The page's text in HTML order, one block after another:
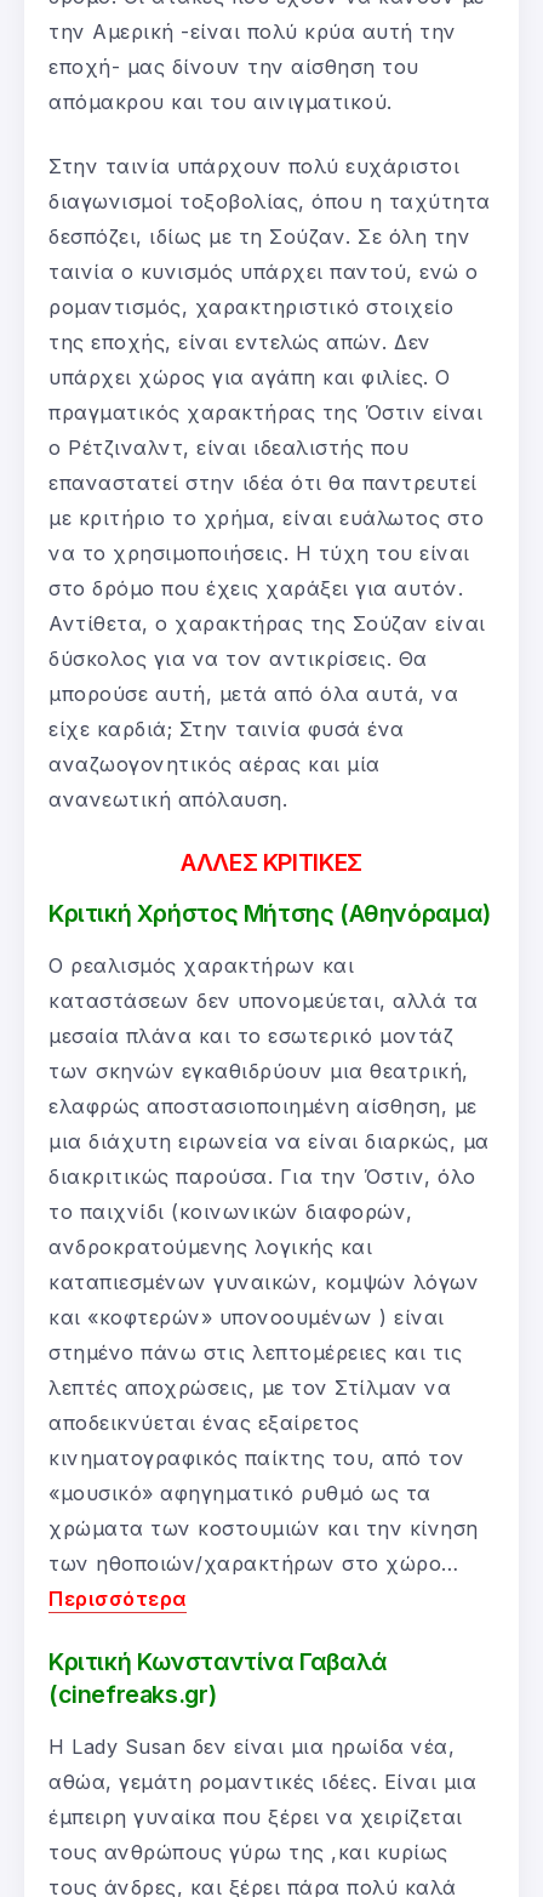
την Αμερική -είναι πολύ κρύα αυτή την
εποχή- μας δίνουν την αίσθηση του
απόμακρου και του αινιγματικού.
Στην ταινία υπάρχουν πολύ ευχάριστοι
διαγωνισμοί τοξοβολίας, όπου η ταχύτητα
δεσπόζει, ιδίως με τη Σούζαν. Σε όλη την
ταινία ο κυνισμός υπάρχει παντού, ενώ ο
ρομαντισμός, χαρακτηριστικό στοιχείο
της εποχής, είναι εντελώς απών. Δεν
υπάρχει χώρος για αγάπη και φιλίες. Ο
πραγματικός χαρακτήρας της Όστιν είναι
ο Ρέτζιναλντ, είναι ιδεαλιστής που
επαναστατεί στην ιδέα ότι θα παντρευτεί
με κριτήριο το χρήμα, είναι ευάλωτος στο
να το χρησιμοποιήσεις. Η τύχη του είναι
στο δρόμο που έχεις χαράξει για αυτόν.
Αντίθετα, ο χαρακτήρας της Σούζαν είναι
δύσκολος για να τον αντικρίσεις. Θα
μπορούσε αυτή, μετά από όλα αυτά, να
είχε καρδιά; Στην ταινία φυσά ένα
αναζωογονητικός αέρας και μία
ανανεωτική απόλαυση.
ΑΛΛΕΣ ΚΡΙΤΙΚΕΣ
Κριτική Χρήστος Μήτσης (Αθηνόραμα)
Ο ρεαλισμός χαρακτήρων και
καταστάσεων δεν υπονομεύεται, αλλά τα
μεσαία πλάνα και το εσωτερικό μοντάζ
των σκηνών εγκαθιδρύουν μια θεατρική,
ελαφρώς αποστασιοποιημένη αίσθηση, με
μια διάχυτη ειρωνεία να είναι διαρκώς, μα
διακριτικώς παρούσα. Για την Όστιν, όλο
το παιχνίδι (κοινωνικών διαφορών,
ανδροκρατούμενης λογικής και
καταπιεσμένων γυναικών, κομψών λόγων
και «κοφτερών» υπονοουμένων ) είναι
στημένο πάνω στις λεπτομέρειες και τις
λεπτές αποχρώσεις, με τον Στίλμαν να
αποδεικνύεται ένας εξαίρετος
κινηματογραφικός παίκτης του, από τον
«μουσικό» αφηγηματικό ρυθμό ως τα
χρώματα των κοστουμιών και την κίνηση
των ηθοποιών/χαρακτήρων στο χώρο…
Περισσότερα
Κριτική Κωνσταντίνα Γαβαλά
(cinefreaks.gr)
Η Lady Susan δεν είναι μια ηρωίδα νέα,
αθώα, γεμάτη ρομαντικές ιδέες. Είναι μια
έμπειρη γυναίκα που ξέρει να χειρίζεται
τους ανθρώπους γύρω της ,και κυρίως
τους άνδρες, και ξέρει πάρα πολύ καλά